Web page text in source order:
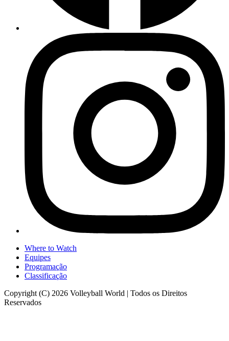
Where to Watch
Equipes
Programação
Classificação
Copyright (C) 2026 Volleyball World | Todos os Direitos
Reservados